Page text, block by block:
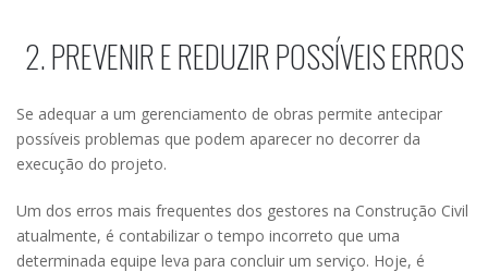
2. PREVENIR E REDUZIR POSSÍVEIS ERROS
Se adequar a um gerenciamento de obras permite antecipar
possíveis problemas que podem aparecer no decorrer da
execução do projeto.
Um dos erros mais frequentes dos gestores na Construção Civil
atualmente, é contabilizar o tempo incorreto que uma
determinada equipe leva para concluir um serviço. Hoje, é